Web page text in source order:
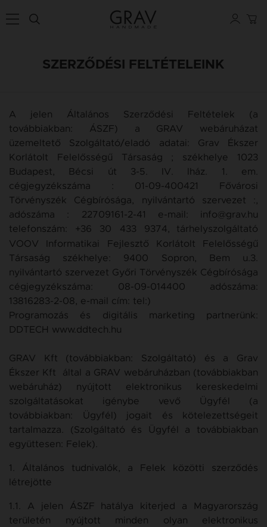
SZERZŐDÉSI FELTÉTELEINK
A jelen Általános Szerződési Feltételek (a
továbbiakban: ÁSZF) a GRAV webáruházat
üzemeltető Szolgáltató/eladó adatai: Grav Ékszer
Korlátolt Felelősségű Társaság ; székhelye 1023
Budapest, Bécsi út 3-5. IV. lház. 1. em.
cégjegyzékszáma : 01-09-400421 Fővárosi
Törvényszék Cégbírósága, nyilvántartó szervezet :,
adószáma : 22709161-2-41 e-mail: info@grav.hu
telefonszám: +36 30 433 9374,
tárhelyszolgáltató
VOOV Informatikai Fejlesztő Korlátolt Felelősségű
Társaság székhelye: 9400 Sopron, Bem u.3.
nyilvántartó szervezet Győri Törvényszék Cégbírósága
cégjegyzékszáma:
08-09-014400 adószáma:
13816283-2-08, e-mail cím: tel:)
Programozás és digitális marketing partnerünk:
DDTECH www.ddtech.hu
GRAV Kft (továbbiakban: Szolgáltató) és a Grav
Ékszer Kft által a GRAV webáruházban (továbbiakban
webáruház) nyújtott elektronikus kereskedelmi
szolgáltatásokat igénybe vevő Ügyfél (a
továbbiakban: Ügyfél) jogait és kötelezettségeit
tartalmazza. (Szolgáltató és Ügyfél a továbbiakban
együttesen: Felek).
1. Általános tudnivalók, a Felek közötti szerződés
létrejötte
1.1. A jelen ÁSZF hatálya kiterjed a Magyarország
területén nyújtott minden olyan elektronikus